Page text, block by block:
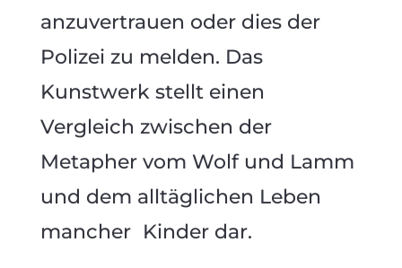
anzuvertrauen oder dies der
Polizei zu melden. Das
Kunstwerk stellt einen
Vergleich zwischen der
Metapher vom Wolf und Lamm
und dem alltäglichen Leben
mancher Kinder dar.